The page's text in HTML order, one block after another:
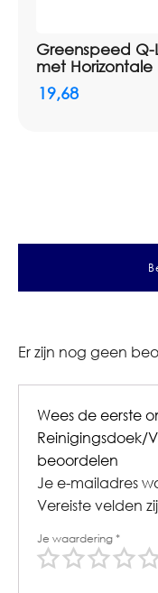
Greenspeed
met Horizontale
19,68
Er zijn nog geen
Wees de eerste
Reinigingsdoek/
beoordelen
Je e-mailadres
Vereiste velden
Je waardering*